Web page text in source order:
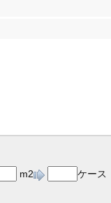
m2 ケース